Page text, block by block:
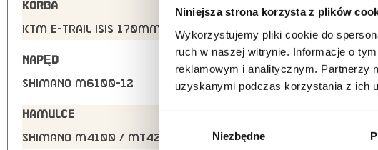
Niniejsza strona korzysta z plików
Wykorzystujemy pliki cookie do
ruch w naszej witrynie. Informacje o
reklamowym i analitycznym. Partnerzy
uzyskanymi podczas korzystania z ich
zgody
Niezbędne
KORBA
KTM E-TRAIL ISIS 170mm Q12
NAPĘD
Shimano M6100-12
HAMULCE
Shimano M4100 / MT420 4-Piston